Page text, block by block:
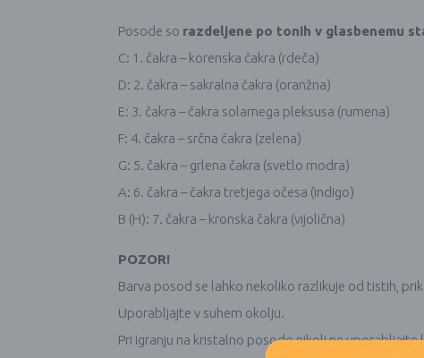
Posode so razdeljene po tonih v glasbenemu
C: 1. čakra – korenska čakra (rdeča)
D: 2. čakra – sakralna čakra (oranžna)
E: 3. čakra – čakra solarnega pleksusa (rumena)
F: 4. čakra – srčna čakra (zelena)
G: 5. čakra – grlena čakra (svetlo modra)
A: 6. čakra – čakra tretjega očesa (indigo)
B (H): 7. čakra – kronska čakra (vijolična)
POZOR!
Barva posod se lahko nekoliko razlikuje od tistih,
Uporabljajte v suhem okolju.
Pri igranju na kristalno posodo nikoli ne uporabljajte